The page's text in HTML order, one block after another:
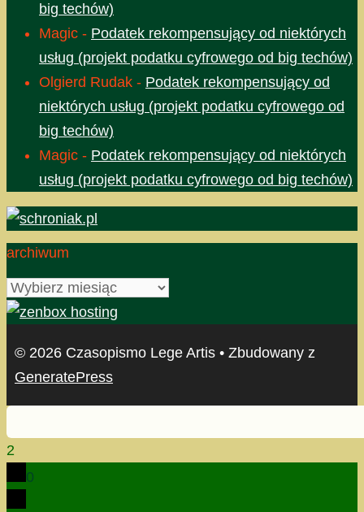
big techów)
Magic - Podatek rekompensujący od niektórych
usług (projekt podatku cyfrowego od big techów)
Olgierd Rudak - Podatek rekompensujący od
niektórych usług (projekt podatku cyfrowego od
big techów)
Magic - Podatek rekompensujący od niektórych
usług (projekt podatku cyfrowego od big techów)
archiwum
archiwum
© 2026 Czasopismo Lege Artis • Zbudowany z
GeneratePress
2
0